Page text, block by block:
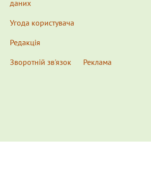
даних
Угода користувача
Редакція
Зворотній зв'язок
Реклама